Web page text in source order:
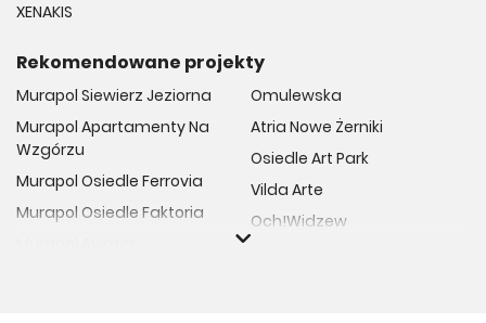
XENAKIS
Rekomendowane projekty
Murapol Siewierz Jeziorna
Murapol Apartamenty Na
Wzgórzu
Murapol Osiedle Ferrovia
Murapol Osiedle Faktoria
Omulewska
Atria Nowe Żerniki
Osiedle Art Park
Vilda Arte
Och!Widzew